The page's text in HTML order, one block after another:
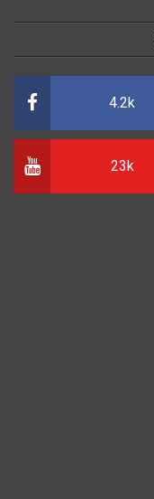
4.2k
23k